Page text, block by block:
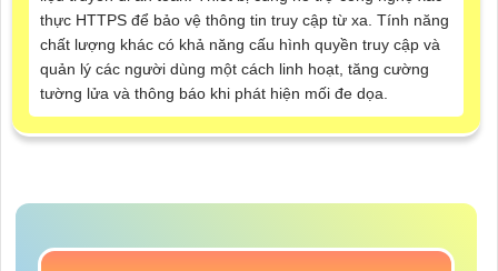
thực HTTPS để bảo vệ thông tin truy cập từ xa. Tính năng
chất lượng khác có khả năng cấu hình quyền truy cập và
quản lý các người dùng một cách linh hoạt, tăng cường
tường lửa và thông báo khi phát hiện mối đe dọa.